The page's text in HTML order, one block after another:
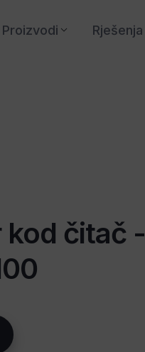
Proizvodi Rješenja
kod čitač -